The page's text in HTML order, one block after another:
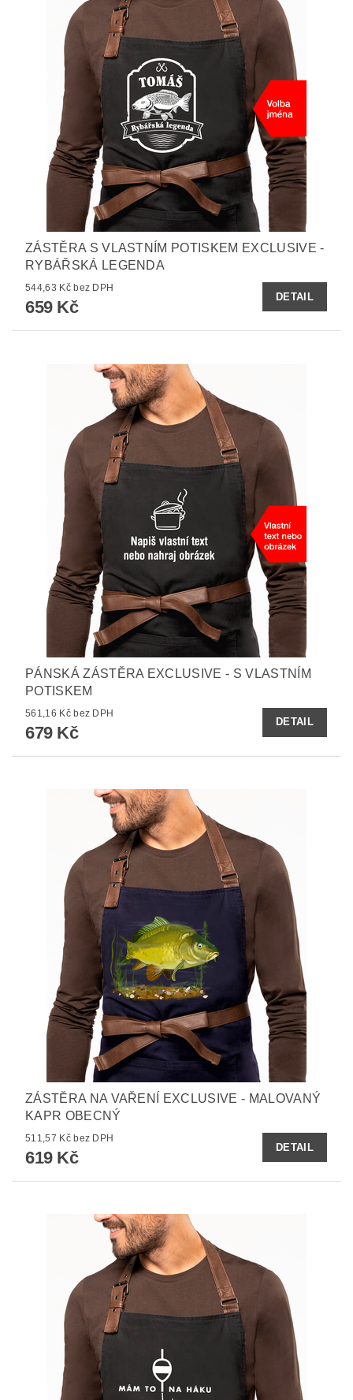
ZÁSTĚRA S VLASTNÍM POTISKEM EXCLUSIVE -
RYBÁŘSKÁ LEGENDA
544,63 Kč bez DPH
659 Kč
DETAIL
PÁNSKÁ ZÁSTĚRA EXCLUSIVE - S VLASTNÍM
POTISKEM
561,16 Kč bez DPH
679 Kč
DETAIL
ZÁSTĚRA NA VAŘENÍ EXCLUSIVE - MALOVANÝ
KAPR OBECNÝ
511,57 Kč bez DPH
619 Kč
DETAIL